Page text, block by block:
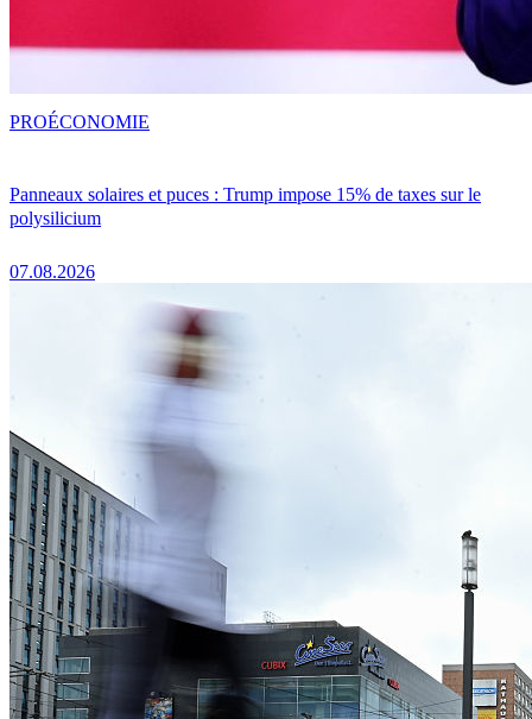
Panneaux solaires et puces : Trump impose 15% de taxes sur le
polysilicium
07.08.2026
PROÉCONOMIE